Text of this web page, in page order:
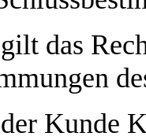
das
Kunde